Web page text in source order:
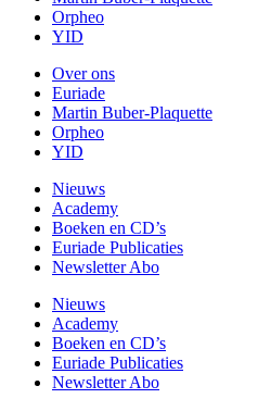
Orpheo
YID
Over ons
Euriade
Martin Buber-Plaquette
Orpheo
YID
Nieuws
Academy
Boeken en CD’s
Euriade Publicaties
Newsletter Abo
Nieuws
Academy
Boeken en CD’s
Euriade Publicaties
Newsletter Abo